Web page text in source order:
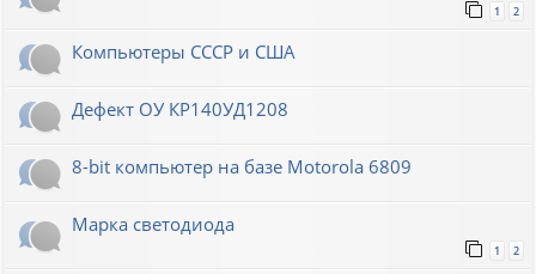
1 2
Компьютеры СССР и США
Дефект ОУ КР140УД1208
8-bit компьютер на базе Motorola 6809
Марка светодиода
1 2